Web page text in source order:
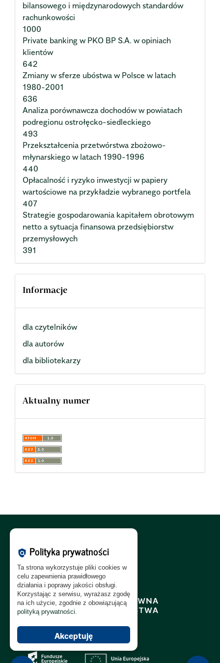
bilansowego i międzynarodowych standardów
rachunkowości
1000
Private banking w PKO BP S.A. w opiniach
klientów
642
Zmiany w sferze ubóstwa w Polsce w latach
1980-2001
636
Analiza porównawcza dochodów w powiatach
podregionu ostrołęcko-siedleckiego
493
Przekształcenia przetwórstwa zbożowo-
młynarskiego w latach 1990-1996
440
Opłacalność i ryzyko inwestycji w papiery
wartościowe na przykładzie wybranego portfela
407
Strategie gospodarowania kapitałem obrotowym
netto a sytuacja finansowa przedsiębiorstw
przemysłowych
391
Informacje
dla czytelników
dla autorów
dla bibliotekarzy
Aktualny numer
Polityka Prywatności:PL
Polityka RODO:PL|EN
policy Polityka prywatności
Ta strona wykorzystuje pliki cookies w
celu zapewnienia prawidłowego
działania i poprawy jakości obsługi.
Korzystając z serwisu, wyrażasz zgodę
na ich użycie, zgodnie z obowiązującą
polityką prywatności
Akceptuję